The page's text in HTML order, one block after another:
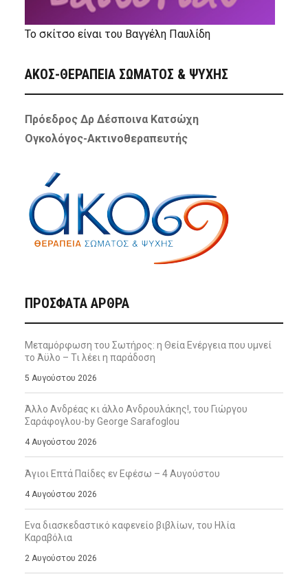
Το σκίτσο είναι του Βαγγέλη Παυλίδη
ΑΚΟΣ-ΘΕΡΑΠΕΙΑ ΣΩΜΑΤΟΣ & ΨΥΧΗΣ
Πρόεδρος Δρ Δέσποινα Κατσώχη
Ογκολόγος-Ακτινοθεραπευτής
ΠΡΌΣΦΑΤΑ ΆΡΘΡΑ
Μεταμόρφωση του Σωτήρος: η Θεία Ενέργεια που υμνεί
το Άϋλο – Τι λέει η παράδοση
5 Αυγούστου 2026
Άλλο Ανδρέας κι άλλο Ανδρουλάκης!, του Γιώργου
Σαράφογλου-by George Sarafoglou
4 Αυγούστου 2026
Άγιοι Επτά Παίδες εν Εφέσω – 4 Αυγούστου
4 Αυγούστου 2026
Ενα διασκεδαστικό καφενείο βιβλίων, του Ηλία
Καραβόλια
2 Αυγούστου 2026